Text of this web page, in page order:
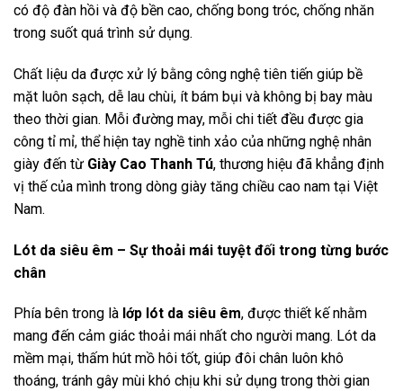
có độ đàn hồi và độ bền cao, chống bong tróc, chống nhăn
trong suốt quá trình sử dụng.
Chất liệu da được xử lý bằng công nghệ tiên tiến giúp bề
mặt luôn sạch, dễ lau chùi, ít bám bụi và không bị bay màu
theo thời gian. Mỗi đường may, mỗi chi tiết đều được gia
công tỉ mỉ, thể hiện tay nghề tinh xảo của những nghệ nhân
giày đến từ Giày Cao Thanh Tú, thương hiệu đã khẳng định
vị thế của mình trong dòng giày tăng chiều cao nam tại Việt
Nam.
Lót da siêu êm – Sự thoải mái tuyệt đối trong từng bước
chân
Phía bên trong là lớp lót da siêu êm, được thiết kế nhằm
mang đến cảm giác thoải mái nhất cho người mang. Lót da
mềm mại, thấm hút mồ hôi tốt, giúp đôi chân luôn khô
thoáng, tránh gây mùi khó chịu khi sử dụng trong thời gian